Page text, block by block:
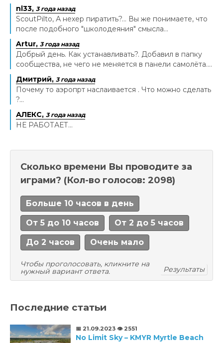
nl33, 3 года назад
ScoutPilto, А нехер пиратить?... Вы же понимаете, что
после подобного "школодеяния" смысла...
Artur, 3 года назад
Добрый день. Как устанавливать?. Добавил в папку
сообщества, не чего не меняется в панели самолёта....
Дмитрий, 3 года назад
Почему то аэропрт наслаивается . Что можно сделать
?...
АЛЕКС, 3 года назад
НЕ РАБОТАЕТ...
Сколько времени Вы проводите за
играми? (Кол-во голосов: 2098)
Больше 10 часов в день
От 5 до 10 часов От 2 до 5 часов
До 2 часов Очень мало
Чтобы проголосовать, кликните на
нужный вариант ответа.
Результаты
Последние статьи
📅 21.09.2023 👁️ 2551
No Limit Sky – KMYR Myrtle Beach